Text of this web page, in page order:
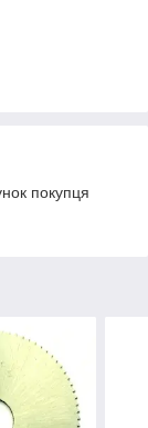
покупця